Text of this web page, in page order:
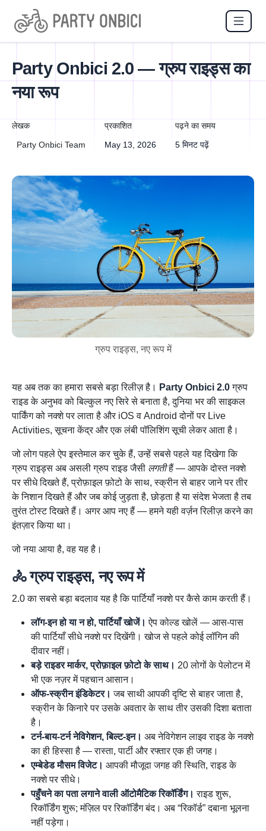
Party Onbici 2.0 — ग्रुप राइड्स का
नया रूप
लेखक
Party Onbici Team
प्रकाशित
May 13, 2026
पढ़ने का समय
5 मिनट पढ़ें
ग्रुप राइड्स, नए रूप में
यह अब तक का हमारा सबसे बड़ा रिलीज़ है। Party Onbici 2.0ग्रुप
राइड के अनुभव को बिल्कुल नए सिरे से बनाता है, दुनिया भर की साइकल
पार्किंग को नक्शे पर लाता है और iOS व Android दोनों पर Live
Activities, सूचना केंद्र और एक लंबी पॉलिशिंग सूची लेकर आता है।
जो लोग पहले ऐप इस्तेमाल कर चुके हैं, उन्हें सबसे पहले यह दिखेगा कि
ग्रुप राइड्स अब असली ग्रुप राइड जैसी लगतीहैं — आपके दोस्त नक्शे
पर सीधे दिखते हैं, प्रोफ़ाइल फ़ोटो के साथ, स्क्रीन से बाहर जाने पर तीर
के निशान दिखते हैं और जब कोई जुड़ता है, छोड़ता है या संदेश भेजता है तब
तुरंत टोस्ट दिखते हैं। अगर आप नए हैं — हमने यही वर्ज़न रिलीज़ करने का
इंतज़ार किया था।
जो नया आया है, वह यह है।
🚴 ग्रुप राइड्स, नए रूप में
2.0 का सबसे बड़ा बदलाव यह है कि पार्टियाँ नक्शे पर कैसे काम करती हैं।
लॉग-इन हो या न हो, पार्टियाँ खोजें। ऐप कोल्ड खोलें — आस-पास
की पार्टियाँ सीधे नक्शे पर दिखेंगी। खोज से पहले कोई लॉगिन की
दीवार नहीं।
बड़े राइडर मार्कर, प्रोफ़ाइल फ़ोटो के साथ। 20 लोगों के पेलोटन में
भी एक नज़र में पहचान आसान।
ऑफ-स्क्रीन इंडिकेटर। जब साथी आपकी दृष्टि से बाहर जाता है,
स्क्रीन के किनारे पर उसके अवतार के साथ तीर उसकी दिशा बताता
है।
टर्न-बाय-टर्न नेविगेशन, बिल्ट-इन। अब नेविगेशन लाइव राइड के नक्शे
का ही हिस्सा है — रास्ता, पार्टी और रफ्तार एक ही जगह।
एम्बेडेड मौसम विजेट। आपकी मौजूदा जगह की स्थिति, राइड के
नक्शे पर सीधे।
पहुँचने का पता लगाने वाली ऑटोमैटिक रिकॉर्डिंग। राइड शुरू,
रिकॉर्डिंग शुरू; मंज़िल पर रिकॉर्डिंग बंद। अब “रिकॉर्ड” दबाना भूलना
नहीं पड़ेगा।